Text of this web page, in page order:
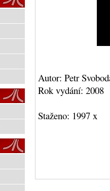
Autor: Petr
Rok vydání: 2008
Staženo: 1997 x